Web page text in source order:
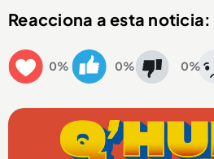
Reacciona a esta noticia:
0% 0% 0%